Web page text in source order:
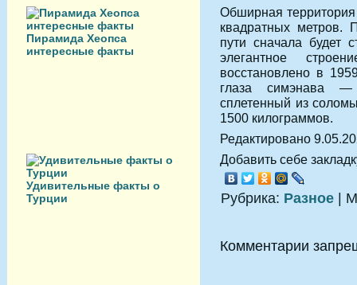
Пирамида Хеопса
интересные факты
Удивительные факты о
Турции
Обширная
квадратных метров.
пути сначала будет
элегантное
восстановлено в
глаза симэнава —
сплетенный из
1500 килограммов.
Редактировано
Добавить себе
Рубрика: Разное |
Комментарии